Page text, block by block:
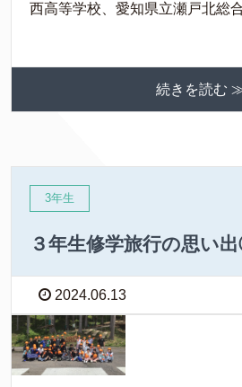
西高等学校、愛知県立瀬戸北総
続きを読む
3年生
３年生修学旅行の思い
2024.06.13